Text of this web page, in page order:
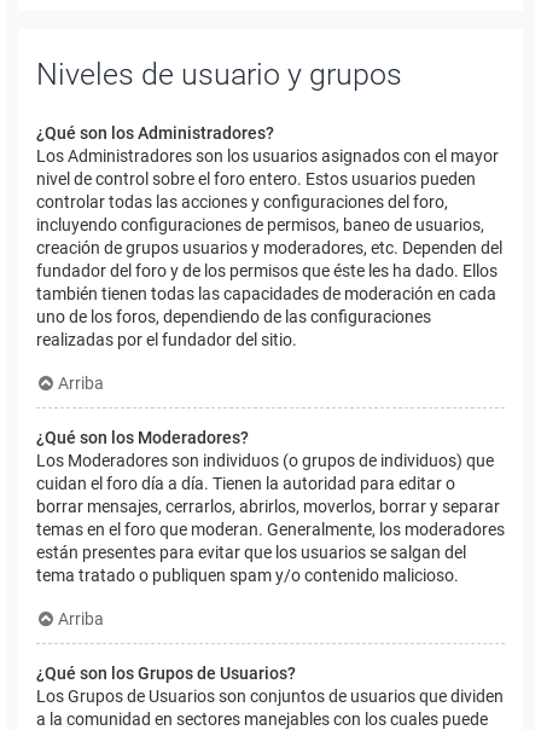
Niveles de usuario y grupos
¿Qué son los Administradores?
Los Administradores son los usuarios asignados con el mayor
nivel de control sobre el foro entero. Estos usuarios pueden
controlar todas las acciones y configuraciones del foro,
incluyendo configuraciones de permisos, baneo de usuarios,
creación de grupos usuarios y moderadores, etc. Dependen del
fundador del foro y de los permisos que éste les ha dado. Ellos
también tienen todas las capacidades de moderación en cada
uno de los foros, dependiendo de las configuraciones
realizadas por el fundador del sitio.
Arriba
¿Qué son los Moderadores?
Los Moderadores son individuos (o grupos de individuos) que
cuidan el foro día a día. Tienen la autoridad para editar o
borrar mensajes, cerrarlos, abrirlos, moverlos, borrar y separar
temas en el foro que moderan. Generalmente, los moderadores
están presentes para evitar que los usuarios se salgan del
tema tratado o publiquen spam y/o contenido malicioso.
Arriba
¿Qué son los Grupos de Usuarios?
Los Grupos de Usuarios son conjuntos de usuarios que dividen
a la comunidad en sectores manejables con los cuales puede